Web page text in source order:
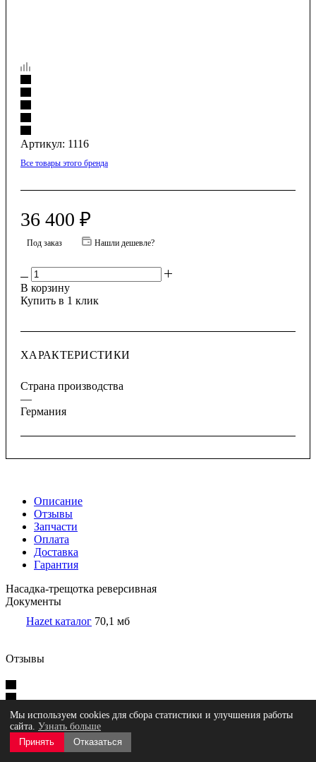
Артикул: 1116
Все товары этого бренда
36 400 ₽
Под заказ Нашли дешевле?
В корзину
Купить в 1 клик
ХАРАКТЕРИСТИКИ
Страна производства
—
Германия
Описание
Отзывы
Запчасти
Оплата
Доставка
Гарантия
Насадка-трещотка реверсивная
Документы
Hazet каталог 70,1 мб
Отзывы
Оставить отзыв
Мы используем cookies для сбора статистики и улучшения работы
сайта. Узнать больше
Принять
Отказаться